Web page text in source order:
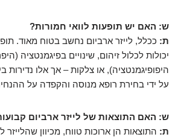
ש: האם יש תופעות לוואי חמורות?
ת: ככלל, לייזר ארביום נחשב בטוח מאוד.
יכולות לכלול זיהום, שינויים בפיגמנטציה
היפופיגמנטציה), או צלקות – אך אלו נדירות
על ידי בחירת רופא מנוסה והקפדה על
ש: האם התוצאות של לייזר ארביום
ת: התוצאות הן ארוכות טווח, מכיוון